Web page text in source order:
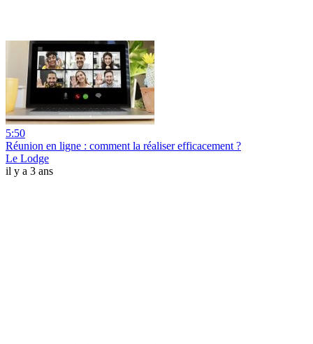
5:50
Réunion en ligne : comment la réaliser efficacement ?
Le Lodge
il y a 3 ans